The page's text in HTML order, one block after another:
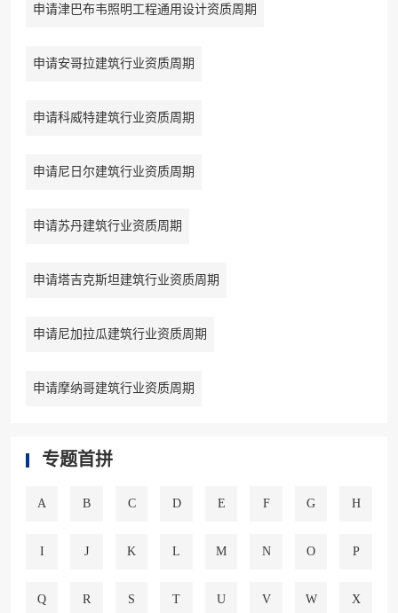
申请津巴布韦照明工程通用设计资质周期
申请安哥拉建筑行业资质周期
申请科威特建筑行业资质周期
申请尼日尔建筑行业资质周期
申请苏丹建筑行业资质周期
申请塔吉克斯坦建筑行业资质周期
申请尼加拉瓜建筑行业资质周期
申请摩纳哥建筑行业资质周期
专题首拼
A B C D E F G H
I J K L M N O P
Q R S T U V W X